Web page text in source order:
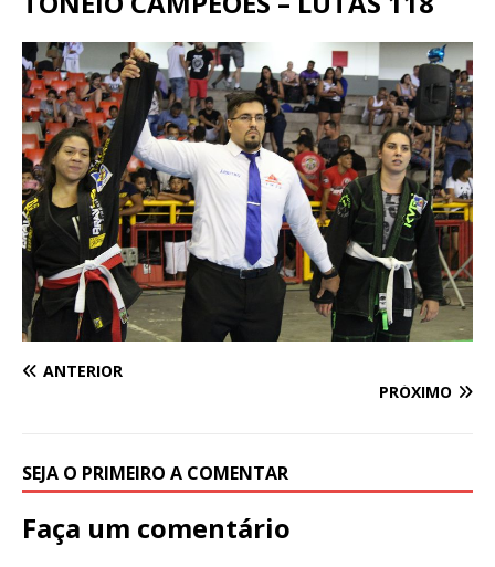
ANTERIOR
PRÓXIMO
SEJA O PRIMEIRO A COMENTAR
Faça um comentário